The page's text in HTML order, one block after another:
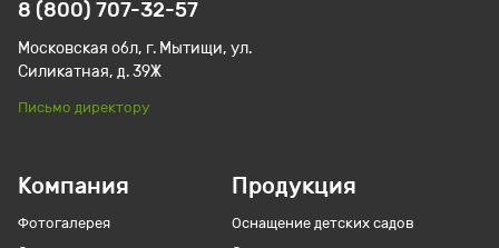
Компания
Фотогалерея
Продукция
Оснащение детских садов
8 (800) 707-32-57
Московская обл, г. Мытищи, ул.
Силикатная, д. 39Ж
Письмо директору